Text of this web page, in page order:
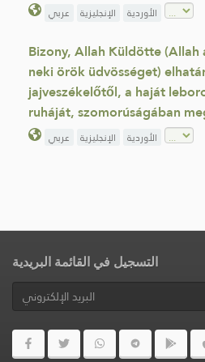
عربي الإنجليزية الأوردية
Bizony, Allah Küldötte (Allah
neki örök üdvösséget)
jajveszékelőtől, a haját
ruháját, szomorúságában
عربي الإنجليزية الأوردية
التسجيل في القائمة البريدية